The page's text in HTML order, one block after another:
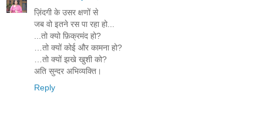
ज़िंदगी के उसर क्षणों से
जब वो इतने रस पा रहा हो...
...तो क्यो फ़िक्रमंद हो?
…तो क्यों कोई और कामना हो?
…तो क्यों झखे खुशी को?
अति सुन्दर अभिव्यक्ति।
Reply